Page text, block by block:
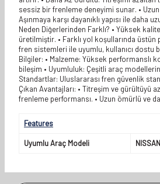
sessiz bir frenleme deneyimi sunar. • Uzun
Aşınmaya karşı dayanıklı yapısı ile daha
Neden Diğerlerinden Farklı? • Yüksek
üretilmiştir. • Farklı yol koşullarında üstün
fren sistemleri ile uyumlu, kullanıcı dostu
Bilgiler: • Malzeme: Yüksek performanslı
bileşim • Uyumluluk: Çeşitli araç
Standartlar: Uluslararası fren güvenlik
Çıkan Avantajları: • Titreşim ve gürültüyü
frenleme performansı. • Uzun ömürlü ve
Features
Uyumlu Araç Modeli NISSAN